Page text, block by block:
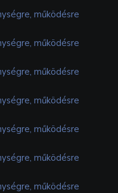
működésre
működésre
működésre
működésre
működésre
működésre
működésre